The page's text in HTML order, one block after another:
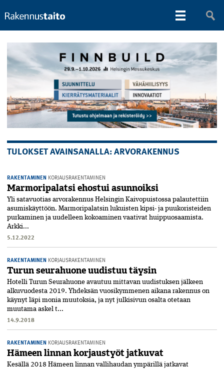
TULOKSET AVAINSANALLA: ARVORAKENNUS
RAKENTAMINEN KORJAUSRAKENTAMINEN
Marmoripalatsi ehostui asunnoiksi
Yli satavuotias arvorakennus Helsingin Kaivopuistossa palautettiin
asumiskäyttöön. Marmoripalatsin lukuisten kipsi- ja puukoristeiden
purkaminen ja uudelleen kokoaminen vaativat huippuosaamista.
Arkki...
5.12.2022
RAKENTAMINEN KORJAUSRAKENTAMINEN
Turun seurahuone uudistuu täysin
Hotelli Turun Seurahuone avautuu mittavan uudistuksen jälkeen
alkuvuodesta 2019. Yhdeksän vuosikymmenen aikana rakennus on
käynyt läpi monia muutoksia, ja nyt julkisivun osalta otetaan
muutama askel t...
14.9.2018
RAKENTAMINEN KORJAUSRAKENTAMINEN
Hämeen linnan korjaustyöt jatkuvat
Kesällä 2018 Hämeen linnan vallihaudan ympärillä jatkavat